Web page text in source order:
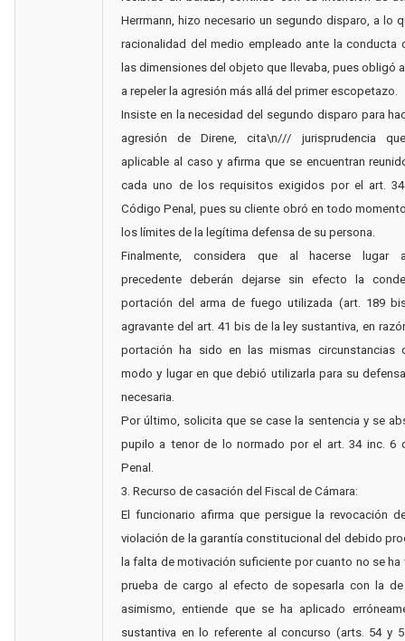
Herrmann, hizo necesario un segundo disparo, a lo
racionalidad del medio empleado ante la conducta
las dimensiones del objeto que llevaba, pues obligó
a repeler la agresión más allá del primer escopetazo.
Insiste en la necesidad del segundo disparo para
agresión de Direne, cita\n/// jurisprudencia
aplicable al caso y afirma que se encuentran
cada uno de los requisitos exigidos por el art.
Código Penal, pues su cliente obró en todo
los límites de la legítima defensa de su persona.
Finalmente, considera que al hacerse lugar
precedente deberán dejarse sin efecto la
portación del arma de fuego utilizada (art. 189
agravante del art. 41 bis de la ley sustantiva, en
portación ha sido en las mismas circunstancias
modo y lugar en que debió utilizarla para su
necesaria.
Por último, solicita que se case la sentencia y se
pupilo a tenor de lo normado por el art. 34 inc. 6
Penal.
3. Recurso de casación del Fiscal de Cámara:
El funcionario afirma que persigue la revocación
violación de la garantía constitucional del debido
la falta de motivación suficiente por cuanto no se ha
prueba de cargo al efecto de sopesarla con la de
asimismo, entiende que se ha aplicado
sustantiva en lo referente al concurso (arts. 54 y